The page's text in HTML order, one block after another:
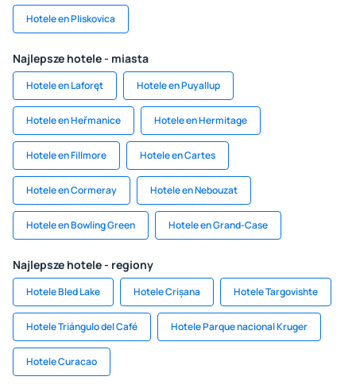
Hotele en Pliskovica
Najlepsze hotele - miasta
Hotele en Laforęt Hotele en Puyallup
Hotele en Heřmanice Hotele en Hermitage
Hotele en Fillmore Hotele en Cartes
Hotele en Cormeray Hotele en Nebouzat
Hotele en Bowling Green Hotele en Grand-Case
Najlepsze hotele - regiony
Hotele Bled Lake Hotele Crișana Hotele Targovishte
Hotele Triángulo del Café Hotele Parque nacional Kruger
Hotele Curacao